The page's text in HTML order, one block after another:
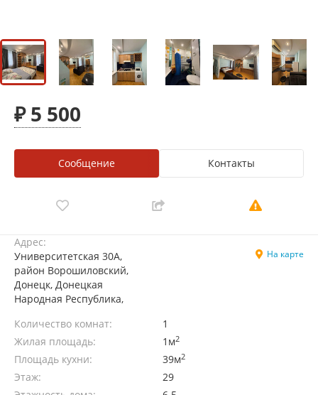
₽ 5 500
Сообщение Контакты
Адрес:
Университетская 30А,
район Ворошиловский,
Донецк, Донецкая
Народная Республика,
На карте
Количество комнат:
1
Жилая площадь:
1м2
Площадь кухни: 39м2
Этаж:
29